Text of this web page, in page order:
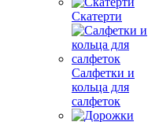
Скатерти
Салфетки и
кольца для
салфеток